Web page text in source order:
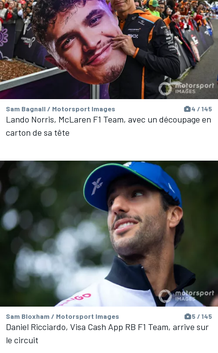
Sam Bagnall / Motorsport Images 4 / 145
Lando Norris, McLaren F1 Team, avec un découpage en
carton de sa tête
Sam Bloxham / Motorsport Images 5 / 145
Daniel Ricciardo, Visa Cash App RB F1 Team, arrive sur
le circuit